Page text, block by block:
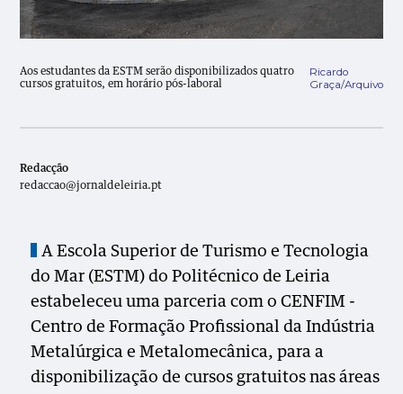
Aos estudantes da ESTM serão disponibilizados quatro
cursos gratuitos, em horário pós-laboral
Ricardo
Graça/Arquivo
Redacção
redaccao@jornaldeleiria.pt
A Escola Superior de Turismo e Tecnologia
do Mar (ESTM) do Politécnico de Leiria
estabeleceu uma parceria com o CENFIM -
Centro de Formação Profissional da Indústria
Metalúrgica e Metalomecânica, para a
disponibilização de cursos gratuitos nas áreas